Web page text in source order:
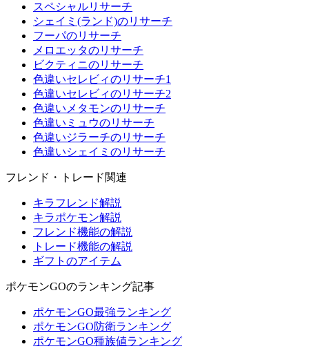
スペシャルリサーチ
シェイミ(ランド)のリサーチ
フーパのリサーチ
メロエッタのリサーチ
ビクティニのリサーチ
色違いセレビィのリサーチ1
色違いセレビィのリサーチ2
色違いメタモンのリサーチ
色違いミュウのリサーチ
色違いジラーチのリサーチ
色違いシェイミのリサーチ
フレンド・トレード関連
キラフレンド解説
キラポケモン解説
フレンド機能の解説
トレード機能の解説
ギフトのアイテム
ポケモンGOのランキング記事
ポケモンGO最強ランキング
ポケモンGO防衛ランキング
ポケモンGO種族値ランキング